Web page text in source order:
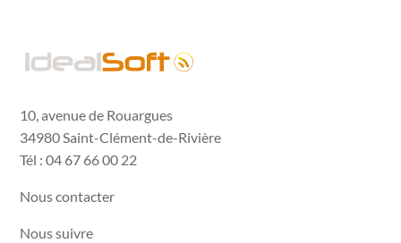
10, avenue de Rouargues
34980 Saint-Clément-de-Rivière
Tél : 04 67 66 00 22
Nous contacter
Nous suivre